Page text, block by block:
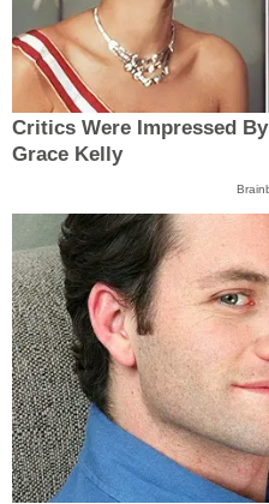
Critics Were Impressed
Grace Kelly